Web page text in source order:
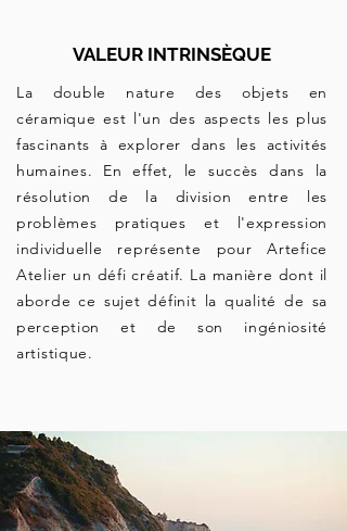
VALEUR INTRINSÈQUE
La double nature des objets en
céramique est l'un des aspects les plus
fascinants à explorer dans les activités
humaines. En effet, le succès dans la
résolution de la division entre les
problèmes pratiques et l'expression
individuelle représente pour Artefice
Atelier un défi créatif. La manière dont il
aborde ce sujet définit la qualité de sa
perception et de son ingéniosité
artistique.